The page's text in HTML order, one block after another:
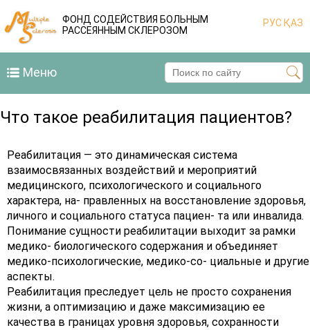
ФОНД СОДЕЙСТВИЯ БОЛЬНЫМ
РАССЕЯННЫМ СКЛЕРОЗОМ
РУСҚАЗ
Меню
Что такое реабилитация пациентов?
Реабилитация — это динамическая система
взаимосвязанных воздействий и мероприятий
медицинского, психологического и социального
характера, на- правленных на восстановление здоровья,
личного и социального статуса пациен- та или инвалида.
Понимание сущности реабилитации выходит за рамки
медико- биологического содержания и объединяет
медико-психологические, медико-со- циальные и другие
аспекты.
Реабилитация преследует цель не просто сохранения
жизни, а оптимизацию и даже максимизацию ее
качества в границах уровня здоровья, сохранности